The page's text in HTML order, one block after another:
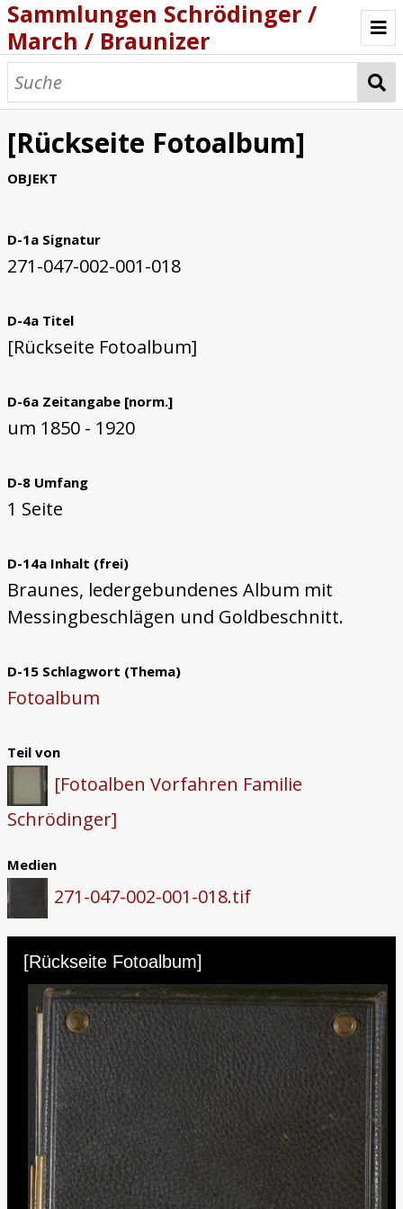
Sammlungen Schrödinger /
March / Braunizer
Willkommen
Katalog
Projekt
[Rückseite Fotoalbum]
OBJEKT
D-1a Signatur
271-047-002-001-018
D-4a Titel
[Rückseite Fotoalbum]
D-6a Zeitangabe [norm.]
um 1850 - 1920
D-8 Umfang
1 Seite
D-14a Inhalt (frei)
Braunes, ledergebundenes Album mit
Messingbeschlägen und Goldbeschnitt.
D-15 Schlagwort (Thema)
Fotoalbum
Teil von
[Fotoalben Vorfahren Familie
Schrödinger]
Medien
271-047-002-001-018.tif
Media Viewer
[Rückseite Fotoalbum]